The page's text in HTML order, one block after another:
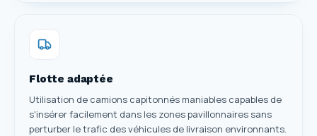
Flotte adaptée
Utilisation de camions capitonnés maniables capables de
s'insérer facilement dans les zones pavillonnaires sans
perturber le trafic des véhicules de livraison environnants.